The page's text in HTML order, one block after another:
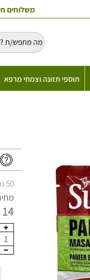
משלוחים
תוספי תזונה וצמחי מרפא
50 גרם (28.00 ₪ ל-100 גרם)
מחיר
14 ₪
1